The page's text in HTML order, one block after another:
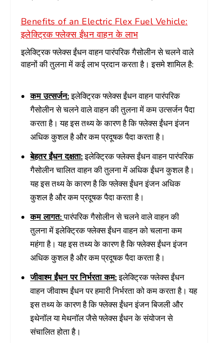
Benefits of an Electric Flex Fuel Vehicle:
इलेक्ट्रिक फ्लेक्स ईंधन वाहन के लाभ
इलेक्ट्रिक फ्लेक्स ईंधन वाहन पारंपरिक गैसोलीन से चलने वाले
वाहनों की तुलना में कई लाभ प्रदान करता है। इसमे शामिल है:
कम उत्सर्जन:इलेक्ट्रिक फ्लेक्स ईंधन वाहन पारंपरिक
गैसोलीन से चलने वाले वाहन की तुलना में कम उत्सर्जन पैदा
करता है। यह इस तथ्य के कारण है कि फ्लेक्स ईंधन इंजन
अधिक कुशल है और कम प्रदूषक पैदा करता है।
बेहतर ईंधन दक्षता:इलेक्ट्रिक फ्लेक्स ईंधन वाहन पारंपरिक
गैसोलीन चालित वाहन की तुलना में अधिक ईंधन कुशल है।
यह इस तथ्य के कारण है कि फ्लेक्स ईंधन इंजन अधिक
कुशल है और कम प्रदूषक पैदा करता है।
कम लागत:पारंपरिक गैसोलीन से चलने वाले वाहन की
तुलना में इलेक्ट्रिक फ्लेक्स ईंधन वाहन को चलाना कम
महंगा है। यह इस तथ्य के कारण है कि फ्लेक्स ईंधन इंजन
अधिक कुशल है और कम प्रदूषक पैदा करता है।
जीवाश्म ईंधन पर निर्भरता कम:इलेक्ट्रिक फ्लेक्स ईंधन
वाहन जीवाश्म ईंधन पर हमारी निर्भरता को कम करता है। यह
इस तथ्य के कारण है कि फ्लेक्स ईंधन इंजन बिजली और
इथेनॉल या मेथनॉल जैसे फ्लेक्स ईंधन के संयोजन से
संचालित होता है।